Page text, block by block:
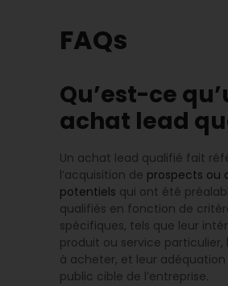
FAQs
Qu’est-ce
achat lead
Un achat lead qualifié fait
l’acquisition de prospects ou
potentiels qui ont été
qualifiés en fonction de
spécifiques, tels que leur
produit ou service
à acheter, et leur
public cible de l’entreprise.